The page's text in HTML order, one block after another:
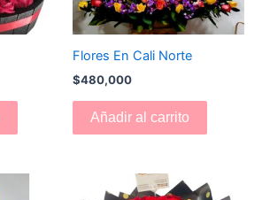
Flores En Cali Norte
$480,000
Añadir al carrito